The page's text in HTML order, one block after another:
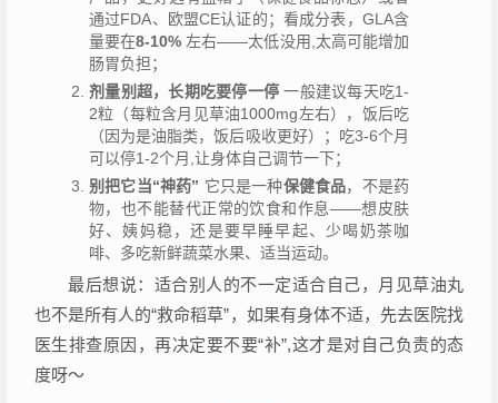
通过FDA、欧盟CE认证的；看成分表，GLA含
量要在8-10% 左右——太低没用,太高可能增加
肠胃负担；
剂量别超，长期吃要停一停 一般建议每天吃1-
2粒（每粒含月见草油1000mg左右），饭后吃
（因为是油脂类，饭后吸收更好）；吃3-6个月
可以停1-2个月,让身体自己调节一下；
别把它当“神药” 它只是一种保健食品，不是药
物，也不能替代正常的饮食和作息——想皮肤
好、姨妈稳，还是要早睡早起、少喝奶茶咖
啡、多吃新鲜蔬菜水果、适当运动。
最后想说：适合别人的不一定适合自己，月见草油丸
也不是所有人的“救命稻草”，如果有身体不适，先去医院找
医生排查原因，再决定要不要“补”,这才是对自己负责的态
度呀～